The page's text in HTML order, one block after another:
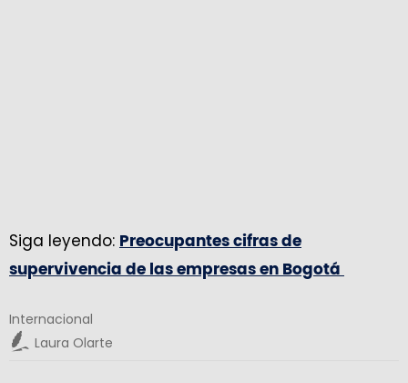
Siga leyendo: Preocupantes cifras de
supervivencia de las empresas en Bogotá
Internacional
Laura Olarte